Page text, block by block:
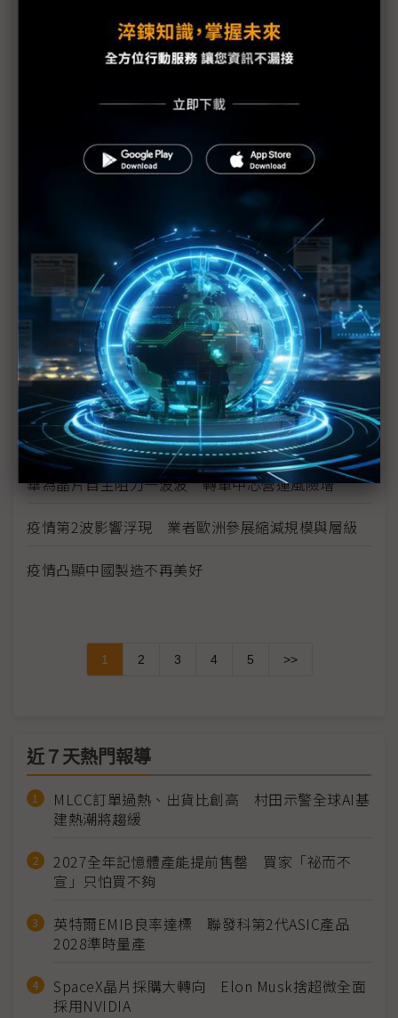
三星新機染疫 S20 Ultra傳供應不足
手機HDI出貨維持暢旺 惟2Q庫存風險逐漸攀高
PCB產業加班需求與法規衝突待解決
蘋果示警下修1Q20財測 RF元件與記憶體供應商也
（Daily Issue）供應鏈全球化重新布局 中國世界工
廠地位仍有其重
手機供應鏈砍單已不可免 台系IC設計2Q業績承壓
疫情衝擊5G手機短期出貨 超薄型FoD封測放量延至
下半年
供需趨緊造成短期漲價 華新科非中國廠區稼動率滿
載
華為晶片自主阻力一波波 轉單中芯營運風險增
疫情第2波影響浮現 業者歐洲參展縮減規模與層級
疫情凸顯中國製造不再美好
1 2 3 4 5 >>
近７天熱門報導
MLCC訂單過熱、出貨比創高 村田示警全球AI基
建熱潮將趨緩
2027全年記憶體產能提前售罄 買家「祕而不
宣」只怕買不夠
英特爾EMIB良率達標 聯發科第2代ASIC產品
2028準時量產
SpaceX晶片採購大轉向 Elon Musk捨超微全面
採用NVIDIA